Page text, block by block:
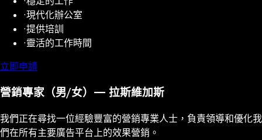
·現代化辦公室
·提供培訓
·靈活的工作時間
立即申請
營銷專家（男/女）— 拉斯維加斯
我們正在尋找一位經驗豐富的營銷專業人士，負責領導和優化我
們在所有主要廣告平台上的效果營銷。